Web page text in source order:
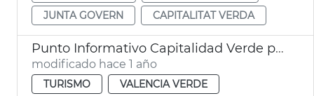
JUNTA GOVERN
CAPITALITAT VERDA
Punto Informativo Capitalidad Verde plaza de la Reina
modificado hace 1 año
TURISMO
VALENCIA VERDE